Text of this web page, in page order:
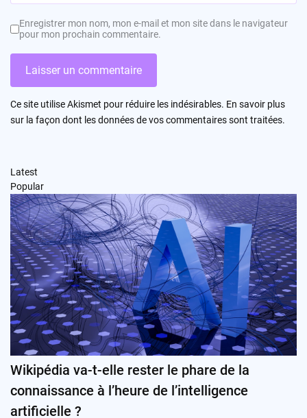
Enregistrer mon nom, mon e-mail et mon site dans le navigateur
pour mon prochain commentaire.
Ce site utilise Akismet pour réduire les indésirables. En savoir plus
sur la façon dont les données de vos commentaires sont traitées.
Latest
Popular
Wikipédia va-t-elle rester le phare de la
connaissance à l’heure de l’intelligence
artificielle ?